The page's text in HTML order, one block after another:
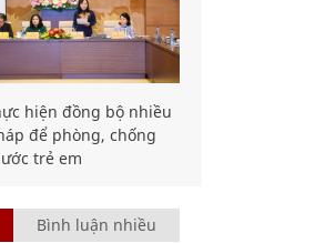
hiện đồng bộ nhiều
để phòng, chống
trẻ em
Bình luận nhiều